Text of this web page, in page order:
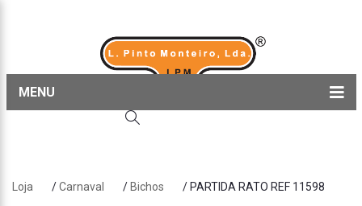
MENU
Sobre nós
Loja /Carnaval / Bichos / PARTIDA RATO REF 11598